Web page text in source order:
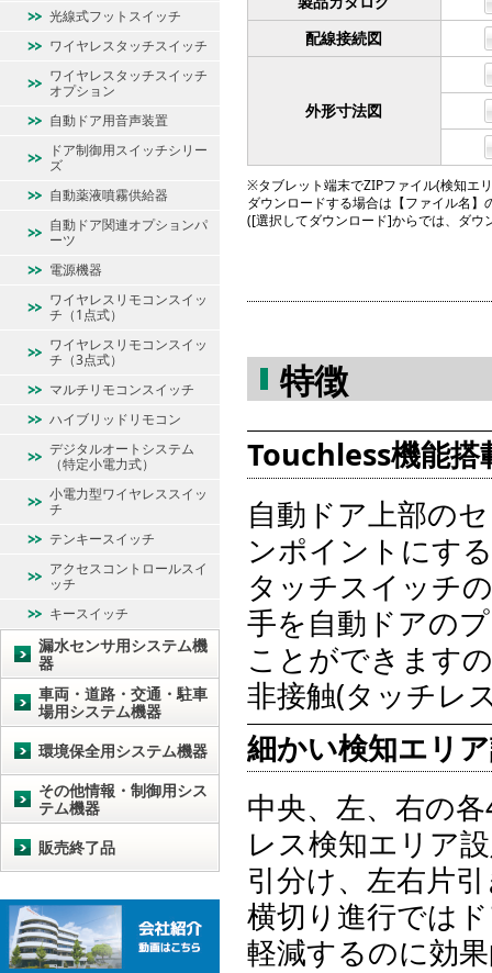
配線接続図
外形寸法図
※タブレット端末でZIPファイル(検知エ
ダウンロードする場合は【ファイル名
([選択してダウンロード]からでは、ダ
特徴
Touchless機能搭
自動ドア上部の
ンポイントにす
タッチスイッチ
手を自動ドアの
ことができます
非接触(タッチレ
細かい検知エリ
中央、左、右の
レス検知エリア
引分け、左右片
横切り進行では
軽減するのに効
光線式フットスイッチ
ワイヤレスタッチスイッチ
ワイヤレスタッチスイッチ
オプション
自動ドア用音声装置
ドア制御用スイッチシリー
ズ
自動薬液噴霧供給器
自動ドア関連オプションパ
ーツ
電源機器
ワイヤレスリモコンスイッ
チ（1点式）
ワイヤレスリモコンスイッ
チ（3点式）
マルチリモコンスイッチ
ハイブリッドリモコン
デジタルオートシステム
（特定小電力式）
小電力型ワイヤレススイッ
チ
テンキースイッチ
アクセスコントロールスイ
ッチ
キースイッチ
漏水センサ用システム機
器
車両・道路・交通・駐車
場用システム機器
環境保全用システム機器
その他情報・制御用シス
テム機器
販売終了品